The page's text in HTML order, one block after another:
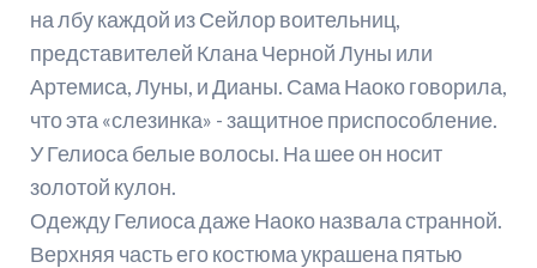
на лбу каждой из Сейлор воительниц,
представителей Клана Черной Луны или
Артемиса, Луны, и Дианы. Сама Наоко говорила,
что эта «слезинка» - защитное приспособление.
У Гелиоса белые волосы. На шее он носит
золотой кулон.
Одежду Гелиоса даже Наоко назвала странной.
Верхняя часть его костюма украшена пятью